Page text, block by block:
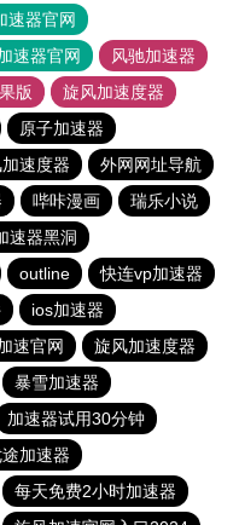
速器官网
速器官网
风驰加速器
版
旋风加速度器
原子加速器
速度器
外网网址导航
哔咔漫画
瑞乐小说
速器黑洞
outline
快连vp加速器
ios加速器
速官网
旋风加速度器
暴雪加速器
加速器试用30分钟
加速器
每天免费2小时加速器